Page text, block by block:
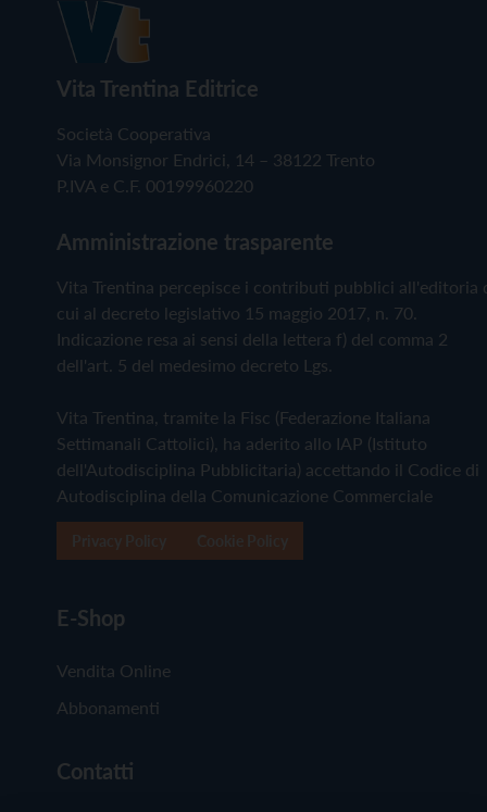
Vita Trentina Editrice
Società Cooperativa
Via Monsignor Endrici, 14 – 38122 Trento
P.IVA e C.F. 00199960220
Amministrazione trasparente
Vita Trentina percepisce i contributi pubblici all'editoria
cui al decreto legislativo 15 maggio 2017, n. 70.
Indicazione resa ai sensi della lettera f) del comma 2
dell'art. 5 del medesimo decreto Lgs.
Vita Trentina, tramite la Fisc (Federazione Italiana
Settimanali Cattolici), ha aderito allo IAP (Istituto
dell'Autodisciplina Pubblicitaria) accettando il Codice di
Autodisciplina della Comunicazione Commerciale
E-Shop
Vendita Online
Abbonamenti
Contatti